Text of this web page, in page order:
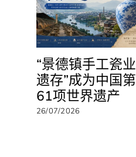
“景德镇手工瓷业
遗存”成为中国第
61项世界遗产
26/07/2026